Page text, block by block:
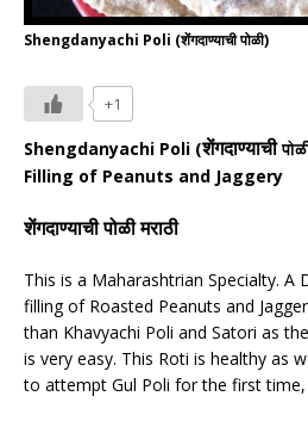
Shengdanyachi Poli (शेंगदाण्याची पोळी)
+1
Shengdanyachi Poli (शेंगदाण्याची
Filling of Peanuts and Jaggery
शेंगदाण्याची पोळी मराठी
This is a Maharashtrian Specialty. A
filling of Roasted Peanuts and
than Khavyachi Poli and Satori as
is very easy. This Roti is healthy as
to attempt Gul Poli for the first